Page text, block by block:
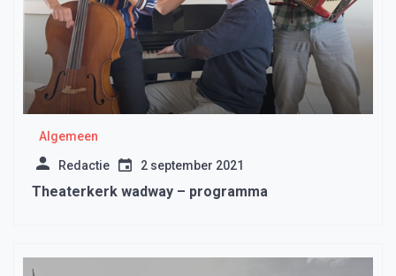
Algemeen
Redactie 2 september 2021
Theaterkerk wadway – programma